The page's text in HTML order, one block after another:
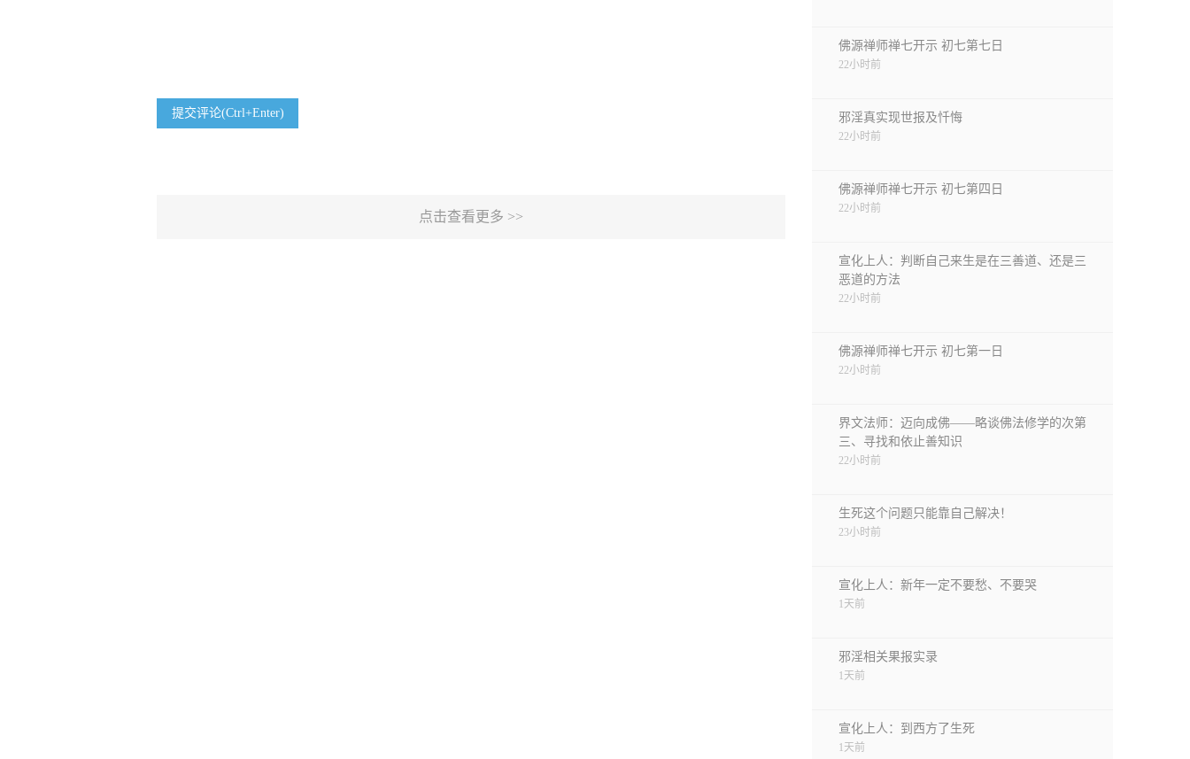
提交评论(Ctrl+Enter)
点击查看更多 >>
佛源禅师禅七开示 初七第七日
22小时前
邪淫真实现世报及忏悔
22小时前
佛源禅师禅七开示 初七第四日
22小时前
宣化上人：判断自己来生是在三善道、还是三
恶道的方法
22小时前
佛源禅师禅七开示 初七第一日
22小时前
界文法师：迈向成佛——略谈佛法修学的次第
三、寻找和依止善知识
22小时前
生死这个问题只能靠自己解决！
23小时前
宣化上人：新年一定不要愁、不要哭
1天前
邪淫相关果报实录
1天前
宣化上人：到西方了生死
1天前